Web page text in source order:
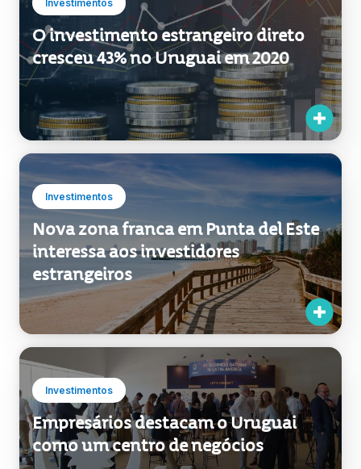
Investimentos
O investimento estrangeiro direto
cresceu 43% no Uruguai em 2020
Investimentos
Nova zona franca em Punta del Este
interessa aos investidores
estrangeiros
Investimentos
Empresários destacam o Uruguai
como um centro de negócios